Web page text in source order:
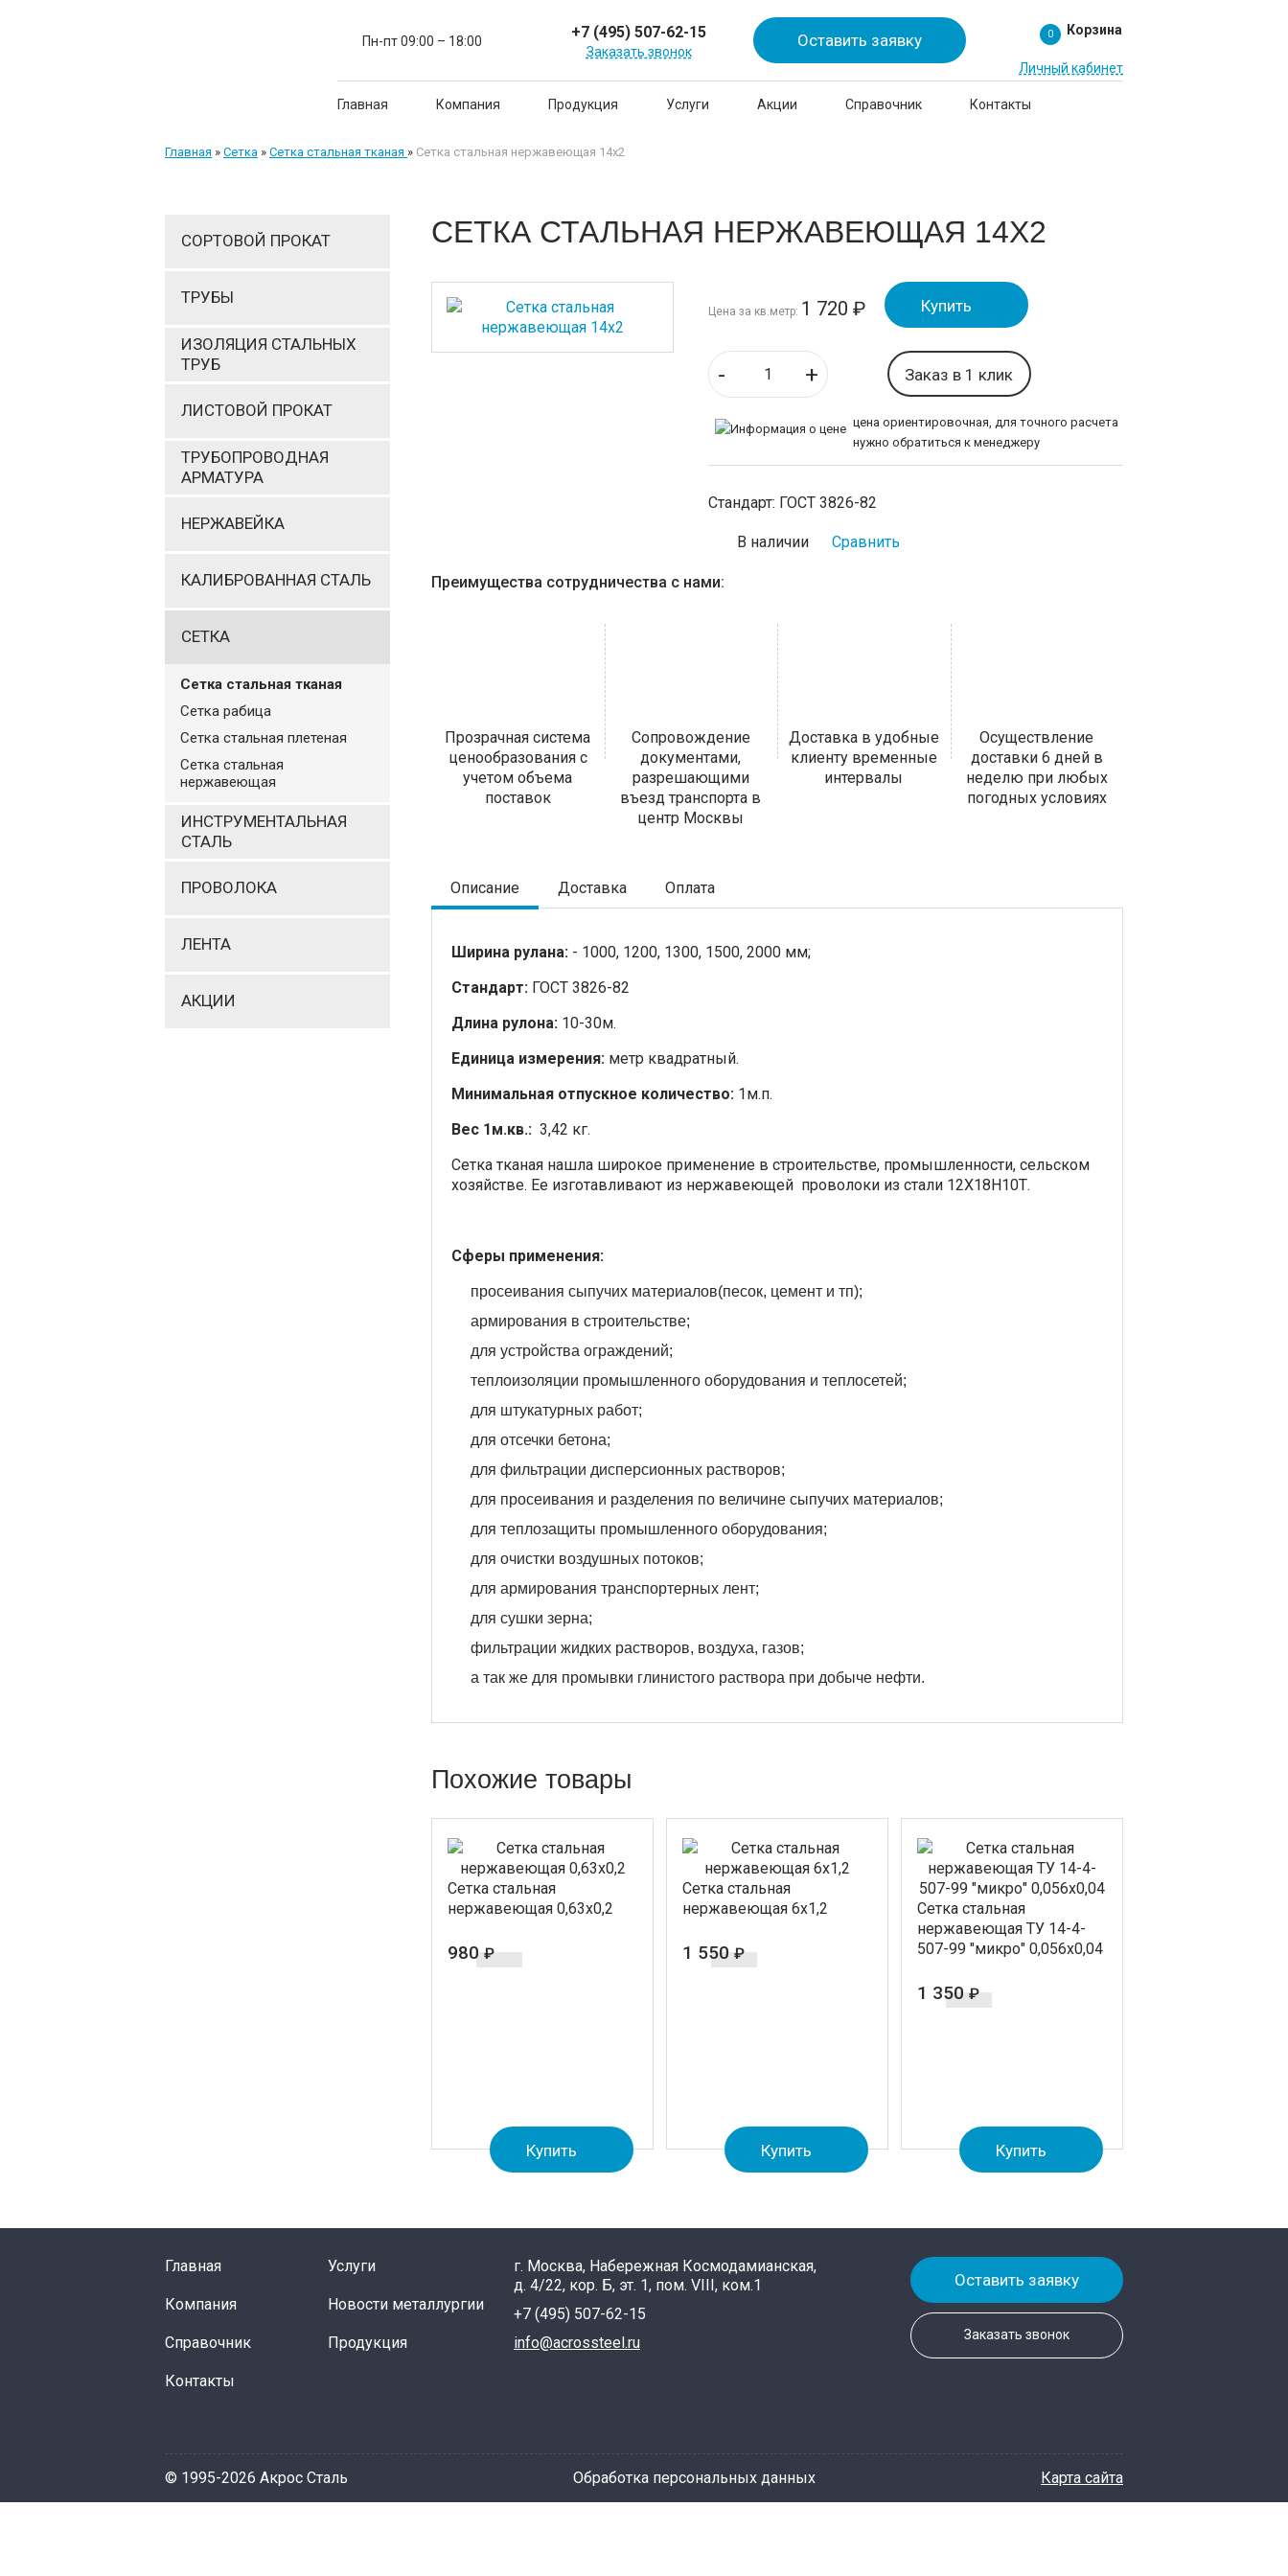
Пн-пт 09:00 – 18:00 +7 (495) 507-62-15
Заказать звонок
Оставить заявку
Корзина
0
Личный кабинет
Главная Компания Продукция Услуги Акции Справочник Контакты
Главная » Сетка » Cетка стальная тканая » Cетка стальная нержавеющая 14х2
СОРТОВОЙ ПРОКАТ
ТРУБЫ
ИЗОЛЯЦИЯ СТАЛЬНЫХ
ТРУБ
ЛИСТОВОЙ ПРОКАТ
ТРУБОПРОВОДНАЯ
АРМАТУРА
НЕРЖАВЕЙКА
КАЛИБРОВАННАЯ СТАЛЬ
СЕТКА
Cетка стальная тканая
Сетка рабица
Сетка стальная плетеная
Сетка стальная
нержавеющая
ИНСТРУМЕНТАЛЬНАЯ
СТАЛЬ
ПРОВОЛОКА
ЛЕНТА
АКЦИИ
CЕТКА СТАЛЬНАЯ НЕРЖАВЕЮЩАЯ 14Х2
Цена за кв.метр: 1 720 ₽ Купить
- + Заказ в 1 клик
цена ориентировочная, для точного расчета
нужно обратиться к менеджеру
Стандарт: ГОСТ 3826-82
В наличии Сравнить
Преимущества сотрудничества с нами:
Прозрачная система
ценообразования с
учетом объема
поставок
Сопровождение
документами,
разрешающими
въезд транспорта в
центр Москвы
Доставка в удобные
клиенту временные
интервалы
Осуществление
доставки 6 дней в
неделю при любых
погодных условиях
Описание Доставка Оплата
Ширина рулана: - 1000, 1200, 1300, 1500, 2000 мм;
Стандарт: ГОСТ 3826-82
Длина рулона: 10-30м.
Единица измерения: метр квадратный.
Минимальная отпускное количество: 1м.п.
Вес 1м.кв.: 3,42 кг.
Сетка тканая нашла широкое применение в строительстве, промышленности, сельском
хозяйстве. Ее изготавливают из нержавеющей проволоки из стали 12Х18Н10Т.
Сферы применения:
просеивания сыпучих материалов(песок, цемент и тп);
армирования в строительстве;
для устройства ограждений;
теплоизоляции промышленного оборудования и теплосетей;
для штукатурных работ;
для отсечки бетона;
для фильтрации дисперсионных растворов;
для просеивания и разделения по величине сыпучих материалов;
для теплозащиты промышленного оборудования;
для очистки воздушных потоков;
для армирования транспортерных лент;
для сушки зерна;
фильтрации жидких растворов, воздуха, газов;
а так же для промывки глинистого раствора при добыче нефти.
Похожие товары
Cетка стальная
нержавеющая 0,63х0,2
980 ₽
Купить
Cетка стальная
нержавеющая 6х1,2
1 550 ₽
Купить
Cетка стальная
нержавеющая ТУ 14-4-
507-99 "микро" 0,056х0,04
1 350 ₽
Купить
Главная Услуги
Компания Новости металлургии
Справочник Продукция
Контакты
г. Москва, Набережная Космодамианская,
д. 4/22, кор. Б, эт. 1, пом. VIII, ком.1
+7 (495) 507-62-15
info@acrossteel.ru
Оставить заявку
Заказать звонок
© 1995-2026 Акрос Сталь Обработка персональных данных Карта сайта